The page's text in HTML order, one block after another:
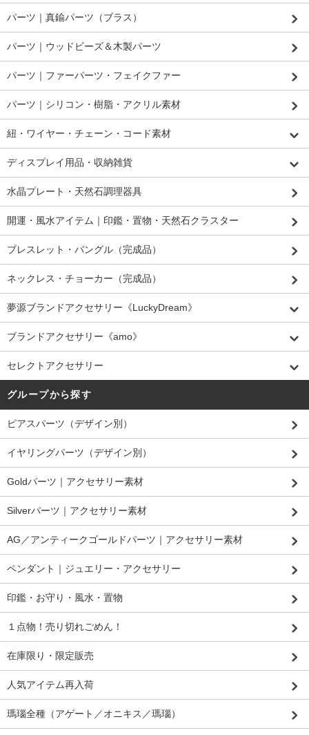
パーツ｜真鍮パーツ（ブラス）
パーツ｜ウッドビーズ＆木製パーツ
パーツ｜ファーパーツ・フェイクファー
パーツ｜シリコン・樹脂・アクリル素材
紐・ワイヤー・チェーン・コード素材
ディスプレイ用品・収納雑貨
水晶プレート・天然石調理器具
開運・風水アイテム｜印鑑・置物・天然石クラスター
ブレスレット・バングル（完成品）
ネックレス・チョーカー（完成品）
夢源ブランドアクセサリー《LuckyDream》
ブランドアクセサリー《amo》
セレクトアクセサリー
グループから探す
ピアスパーツ（デザイン別）
イヤリングパーツ（デザイン別）
Goldパーツ｜アクセサリー素材
Silverパーツ｜アクセサリー素材
AG／アンティークゴールドパーツ｜アクセサリー素材
ペンダント｜ジュエリー・アクセサリー
印鑑・お守り・風水・置物
１点物！売り切れごめん！
在庫限り・限定販売
人気アイテム再入荷
瑪瑙全種（アゲート／オニキス／瑪瑙）